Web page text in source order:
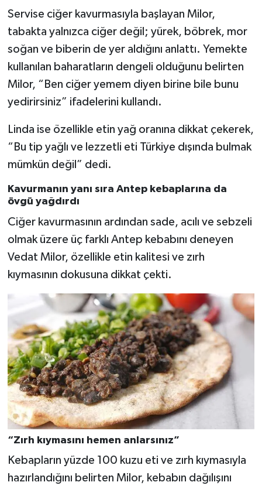
Servise ciğer kavurmasıyla başlayan Milor,
tabakta yalnızca ciğer değil; yürek, böbrek, mor
soğan ve biberin de yer aldığını anlattı. Yemekte
kullanılan baharatların dengeli olduğunu belirten
Milor, “Ben ciğer yemem diyen birine bile bunu
yedirirsiniz” ifadelerini kullandı.
Linda ise özellikle etin yağ oranına dikkat çekerek,
“Bu tip yağlı ve lezzetli eti Türkiye dışında bulmak
mümkün değil” dedi.
Kavurmanın yanı sıra Antep kebaplarına da
övgü yağdırdı
Ciğer kavurmasının ardından sade, acılı ve sebzeli
olmak üzere üç farklı Antep kebabını deneyen
Vedat Milor, özellikle etin kalitesi ve zırh
kıymasının dokusuna dikkat çekti.
“Zırh kıymasını hemen anlarsınız”
Kebapların yüzde 100 kuzu eti ve zırh kıymasıyla
hazırlandığını belirten Milor, kebabın dağılışını